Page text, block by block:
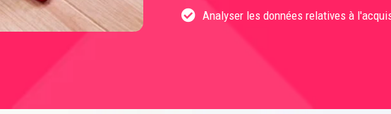
Analyser les données relatives à